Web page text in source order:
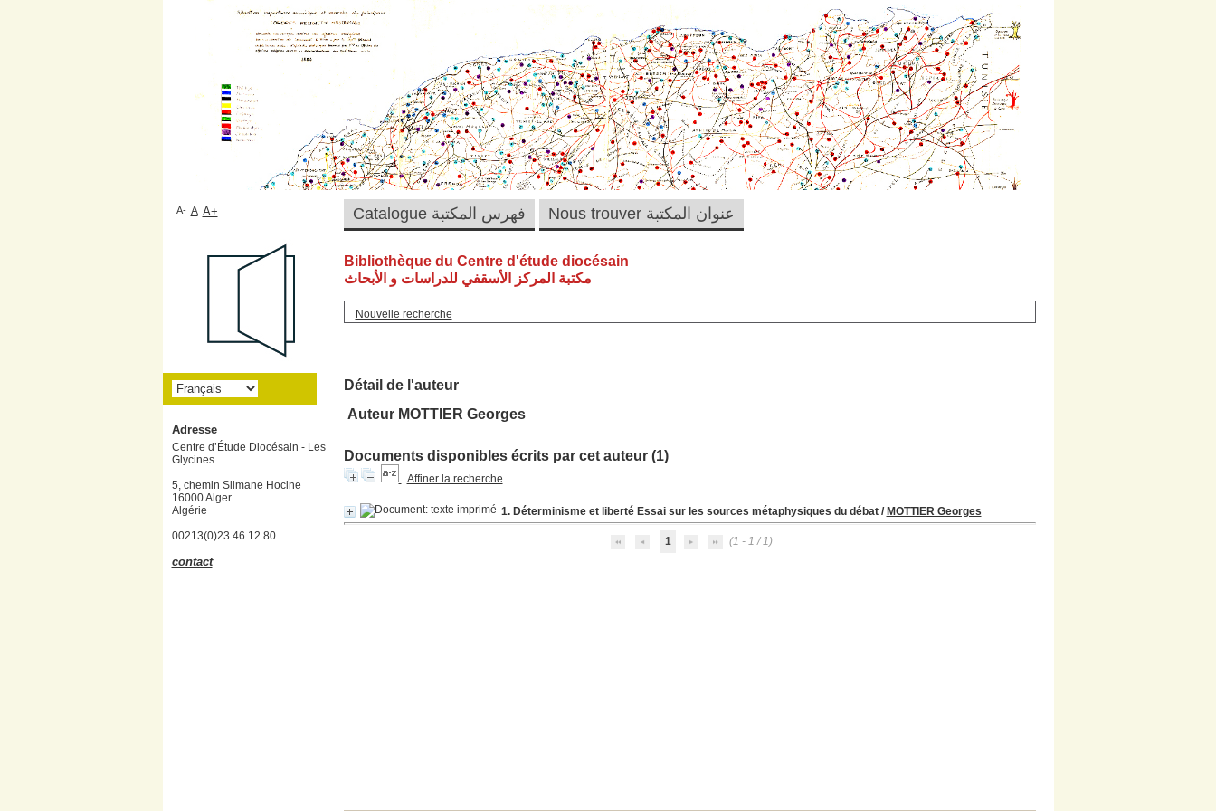
Bibliothèque du Centre d'étude diocésain
مكتبة المركز الأسقفي للدراسات و الأبحاث
Nouvelle recherche
Détail de l'auteur
Auteur MOTTIER Georges
Documents disponibles écrits par cet auteur (1)
Affiner la recherche
1. Déterminisme et liberté Essai sur les sources métaphysiques du débat/ MOTTIER Georges
1 (1 - 1 / 1)
Catalogue فهرس المكتبة Nous trouver عنوان المكتبة A- A A+
Adresse
Centre d’Étude Diocésain - Les
Glycines
5, chemin Slimane Hocine
16000 Alger
Algérie
00213(0)23 46 12 80
contact